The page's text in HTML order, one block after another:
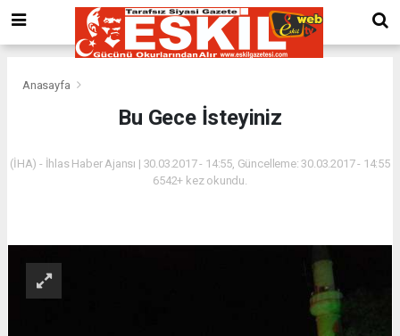
Anasayfa
Bu Gece İsteyiniz
(İHA) - İhlas Haber Ajansı | 30.03.2017 - 14:55, Güncelleme: 30.03.2017 - 14:55
6542+ kez okundu.